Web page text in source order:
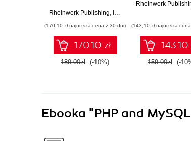
iOS Apps
Rheinwerk Publishing Inc
(170,10 zł najniższa cena z 30 dni)
170.10 zł
189.00zł (-10%)
Rheinwerk
(143,10 zł najniższa
143.10
159.00zł (-
Ebooka "PHP and